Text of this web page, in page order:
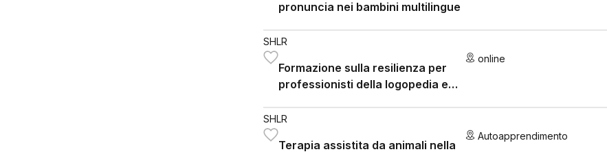
pronuncia nei bambini multilingue
SHLR
Formazione sulla resilienza per
professionisti della logopedia e
online
SHLR
Terapia assistita da animali nella
Autoapprendimento